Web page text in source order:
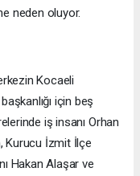
neden oluyor.
Kocaeli
için beş
iş insanı Orhan
Kurucu İzmit İlçe
Hakan Alaşar ve